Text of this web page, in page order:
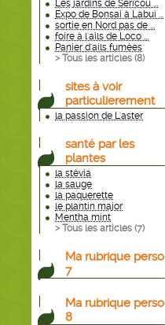
Les jardins de Séricou ...
Expo de Bonsai à Labui ...
sortie en Nord pas de ...
foire à l'ails de Loco ...
Panier d'ails fumées
> Tous les articles (8)
sites à voir
particulierement
la passion de L'aster
santé par les
plantes
la stévia
la sauge
la paquerette
le plantin major
Mentha mint
> Tous les articles (7)
Ma rubrique perso
7
Ma rubrique perso
8